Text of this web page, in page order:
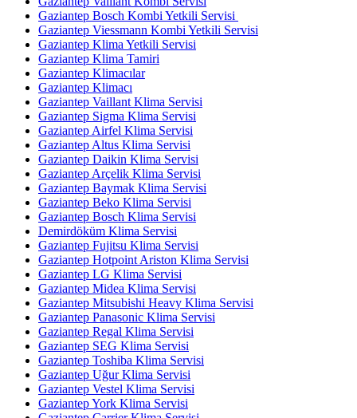
Gaziantep Bosch Kombi Yetkili Servisi
Gaziantep Viessmann Kombi Yetkili Servisi
Gaziantep Klima Yetkili Servisi
Gaziantep Klima Tamiri
Gaziantep Klimacılar
Gaziantep Klimacı
Gaziantep Vaillant Klima Servisi
Gaziantep Sigma Klima Servisi
Gaziantep Airfel Klima Servisi
Gaziantep Altus Klima Servisi
Gaziantep Daikin Klima Servisi
Gaziantep Arçelik Klima Servisi
Gaziantep Baymak Klima Servisi
Gaziantep Beko Klima Servisi
Gaziantep Bosch Klima Servisi
Demirdöküm Klima Servisi
Gaziantep Fujitsu Klima Servisi
Gaziantep Hotpoint Ariston Klima Servisi
Gaziantep LG Klima Servisi
Gaziantep Midea Klima Servisi
Gaziantep Mitsubishi Heavy Klima Servisi
Gaziantep Panasonic Klima Servisi
Gaziantep Regal Klima Servisi
Gaziantep SEG Klima Servisi
Gaziantep Toshiba Klima Servisi
Gaziantep Uğur Klima Servisi
Gaziantep Vestel Klima Servisi
Gaziantep York Klima Servisi